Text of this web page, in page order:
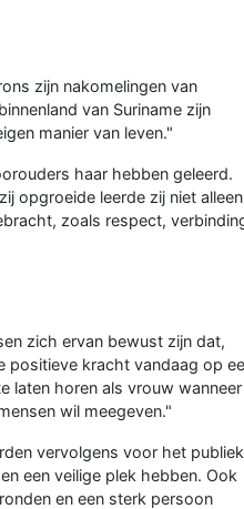
zijn nakomelingen van
van Suriname zijn
manier van leven."
haar hebben geleerd.
opgroeide leerde zij niet alleen
zoals respect,
zich ervan bewust zijn dat,
positieve kracht vandaag op
laten horen als vrouw wanneer
wil meegeven."
vervolgens voor het
een veilige plek hebben. Ook
en een sterk persoon